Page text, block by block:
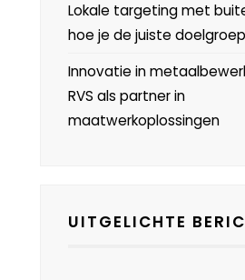
Lokale targeting met
hoe je de juiste
Innovatie in
RVS als partner in
maatwerkoplossingen
UITGELICHTE